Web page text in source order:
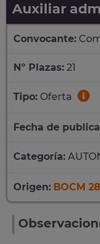
Auxiliar
Convocante:
Nº Plazas: 21
Tipo: Oferta
Fecha de
Categoría:
Origen: BOCM